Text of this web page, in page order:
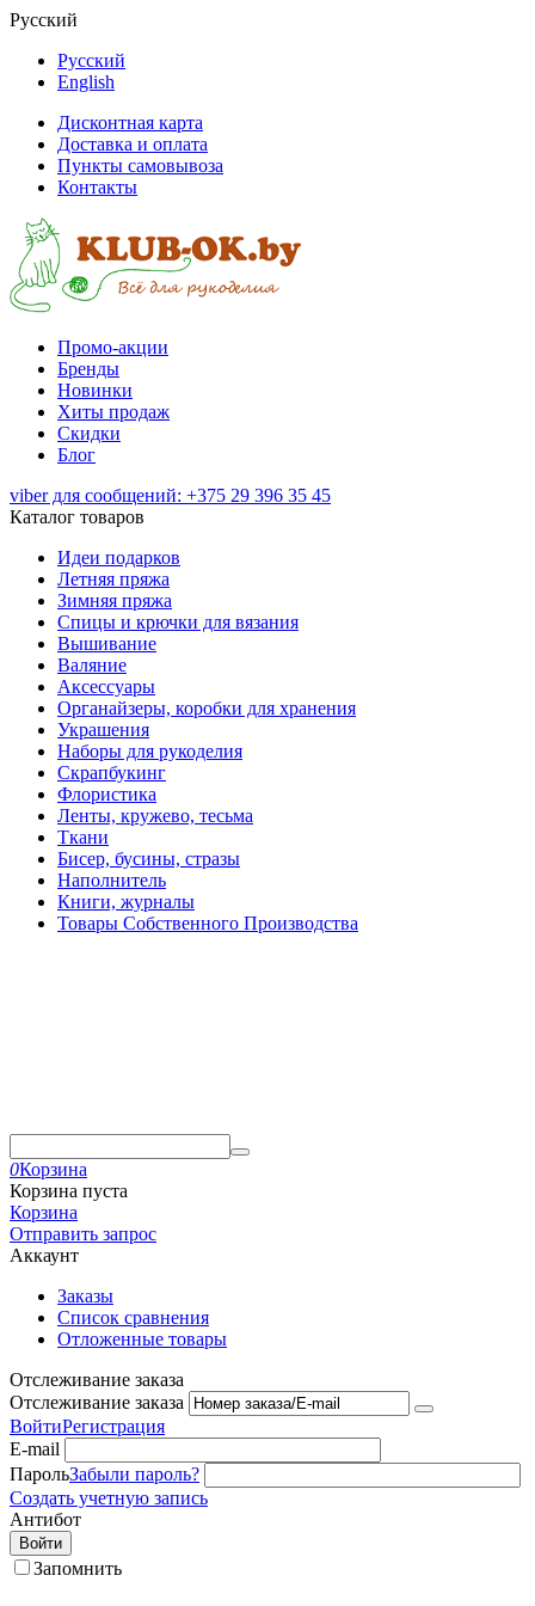
Русский
Русский
English
Дисконтная карта
Доставка и оплата
Пункты самовывоза
Контакты
Промо-акции
Бренды
Новинки
Хиты продаж
Скидки
Блог
viber для сообщений: +375 29 396 35 45
Каталог товаров
Идеи подарков
Летняя пряжа
Зимняя пряжа
Спицы и крючки для вязания
Вышивание
Валяние
Аксессуары
Органайзеры, коробки для хранения
Украшения
Наборы для рукоделия
Скрапбукинг
Флористика
Ленты, кружево, тесьма
Ткани
Бисер, бусины, стразы
Наполнитель
Книги, журналы
Товары Собственного Производства
0Корзина
Корзина пуста
Корзина
Отправить запрос
Аккаунт
Заказы
Список сравнения
Отложенные товары
Отслеживание заказа
Отслеживание заказа
ВойтиРегистрация
E-mail
ПарольЗабыли пароль?
Создать учетную запись
Антибот
Войти
Запомнить